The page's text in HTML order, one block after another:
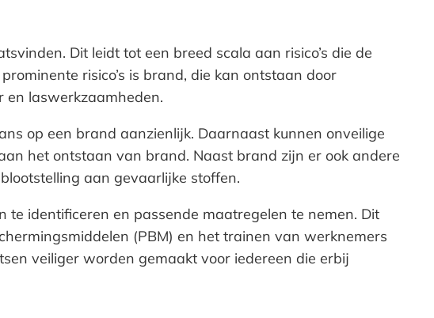
Dit leidt tot een breed scala aan risico’s die de
risico’s is brand, die kan ontstaan door
en laswerkzaamheden.
op een brand aanzienlijk. Daarnaast kunnen onveilige
het ontstaan van brand. Naast brand zijn er ook andere
aan gevaarlijke stoffen.
identificeren en passende maatregelen te nemen. Dit
(PBM) en het trainen van werknemers
veiliger worden gemaakt voor iedereen die erbij